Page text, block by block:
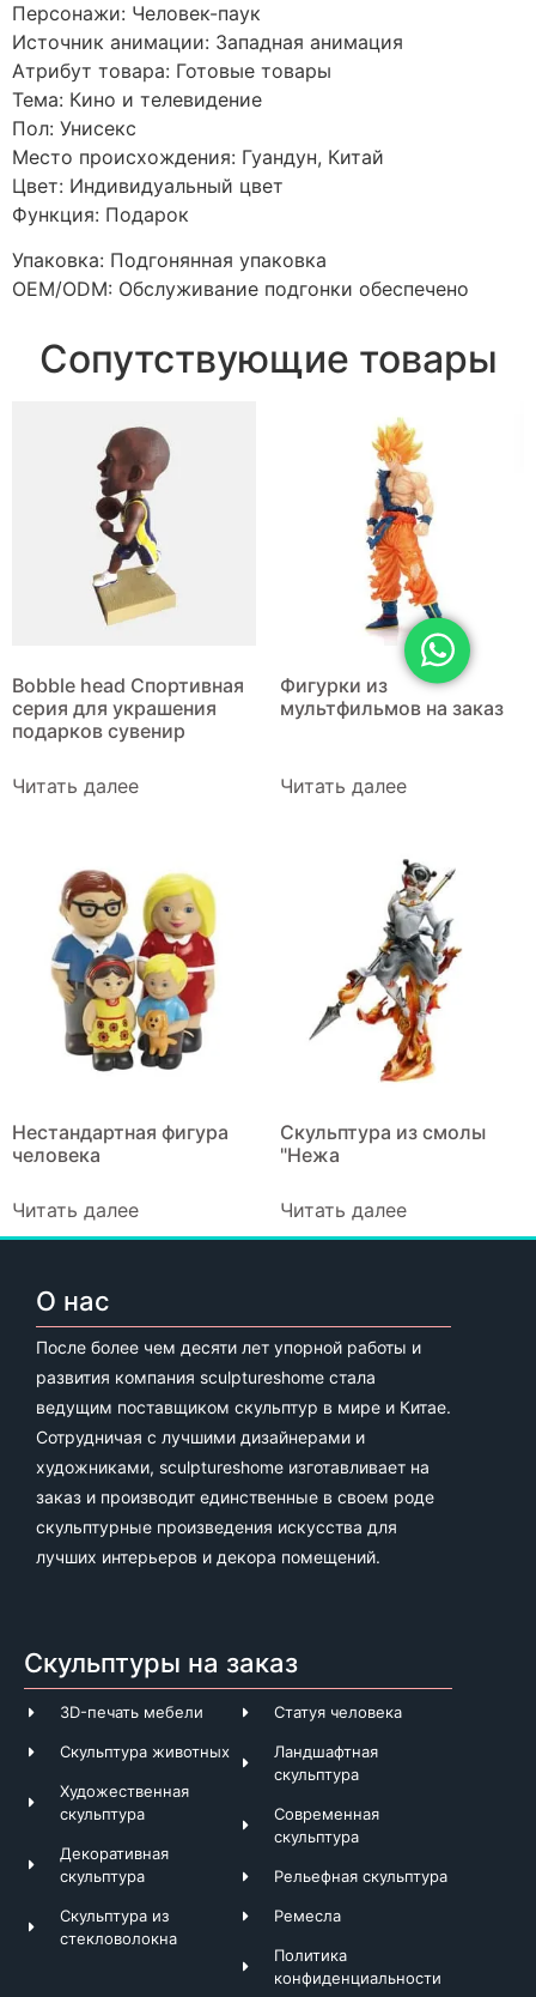
Персонажи: Человек-паук
Источник анимации: Западная анимация
Атрибут товара: Готовые товары
Тема: Кино и телевидение
Пол: Унисекс
Место происхождения: Гуандун, Китай
Цвет: Индивидуальный цвет
Функция: Подарок
Упаковка: Подгонянная упаковка
OEM/ODM: Обслуживание подгонки обеспечено
Сопутствующие товары
Bobble head Спортивная
серия для украшения
подарков сувенир
Читать далее
Фигурки из
мультфильмов на заказ
Читать далее
Нестандартная фигура
человека
Читать далее
Скульптура из смолы
"Нежа
Читать далее
О нас
После более чем десяти лет упорной работы и
развития компания sculptureshome стала
ведущим поставщиком скульптур в мире и Китае.
Сотрудничая с лучшими дизайнерами и
художниками, sculptureshome изготавливает на
заказ и производит единственные в своем роде
скульптурные произведения искусства для
лучших интерьеров и декора помещений.
Скульптуры на заказ
3D-печать мебели
Скульптура животных
Художественная
скульптура
Декоративная
скульптура
Скульптура из
стекловолокна
Статуя человека
Ландшафтная
скульптура
Современная
скульптура
Рельефная скульптура
Ремесла
Политика
конфиденциальности